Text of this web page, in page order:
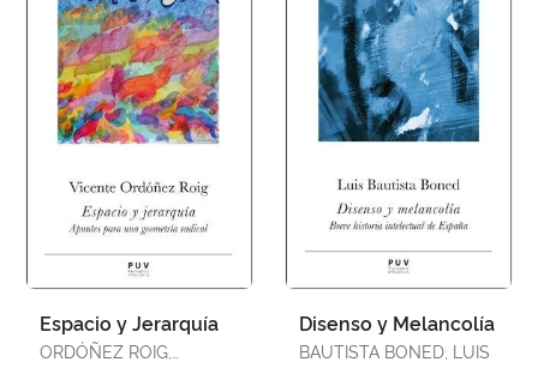
Espacio y Jerarquía
ORDÓÑEZ ROIG,
Disenso y Melancolía
BAUTISTA BONED, LUIS